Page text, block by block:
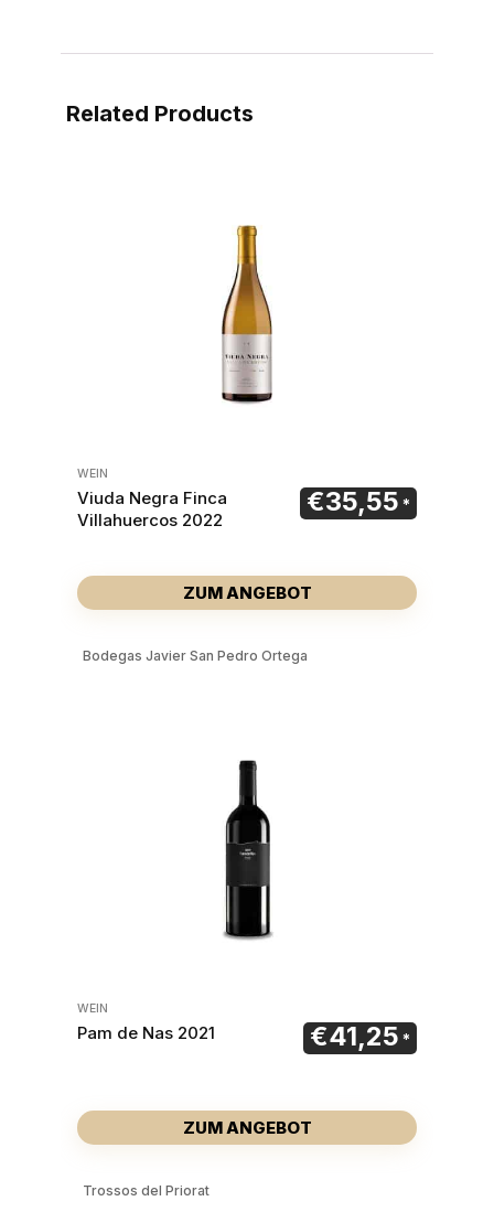
Related Products
WEIN
Viuda Negra Finca
Villahuercos 2022
€35,55
ZUM ANGEBOT
Bodegas Javier San Pedro Ortega
WEIN
Pam de Nas 2021 €41,25
ZUM ANGEBOT
Trossos del Priorat